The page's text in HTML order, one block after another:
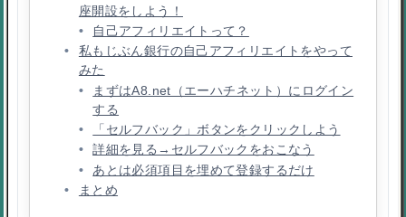
座開設をしよう！
自己アフィリエイトって？
私もじぶん銀行の自己アフィリエイトをやって
みた
まずはA8.net（エーハチネット）にログイン
する
「セルフバック」ボタンをクリックしよう
詳細を見る→セルフバックをおこなう
あとは必須項目を埋めて登録するだけ
まとめ